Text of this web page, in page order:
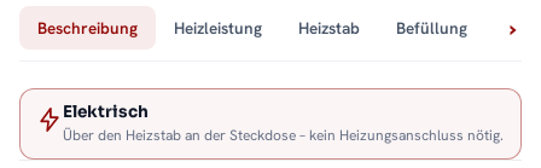
Beschreibung Heizleistung Heizstab Befüllung
Elektrisch
Über den Heizstab an der Steckdose – kein Heizungsanschluss nötig.